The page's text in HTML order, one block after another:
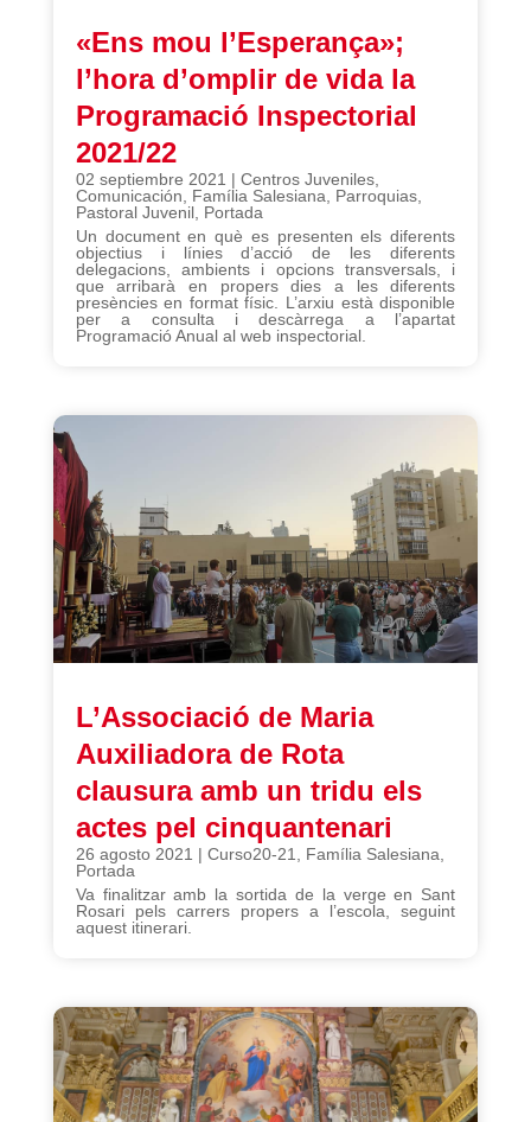
«Ens mou l’Esperança»;
l’hora d’omplir de vida la
Programació Inspectorial
2021/22
02 septiembre 2021 | Centros Juveniles,
Comunicación
Família Salesiana Parroquias,
Pastoral Juvenil, Portada
Un document en què es presenten els diferents
objectius i línies d’acció de les diferents
delegacions, ambients i opcions transversals, i
que arribarà en propers dies a les diferents
presències en format físic. L’arxiu està disponible
per a consulta i descàrrega a l’apartat
Programació Anual al web inspectorial.
L’Associació de Maria
Auxiliadora de Rota
clausura amb un tridu els
actes pel cinquantenari
26 agosto 2021 | Curso20-21 Família Salesiana
Portada
Va finalitzar amb la sortida de la verge en Sant
Rosari pels carrers propers a l’escola, seguint
aquest itinerari.